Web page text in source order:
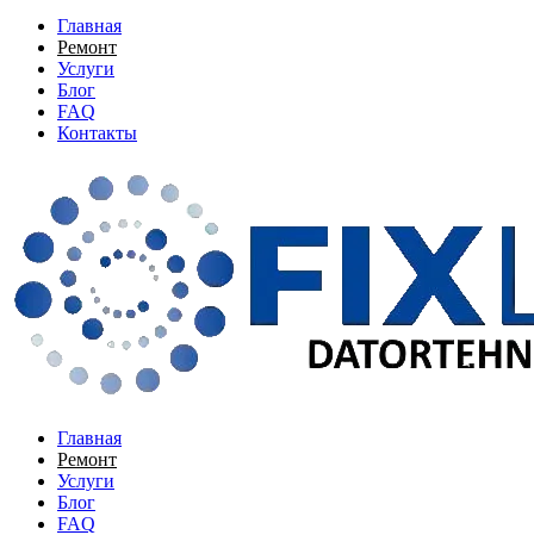
Главная
Ремонт
Услуги
Блог
FAQ
Контакты
Главная
Ремонт
Услуги
Блог
FAQ